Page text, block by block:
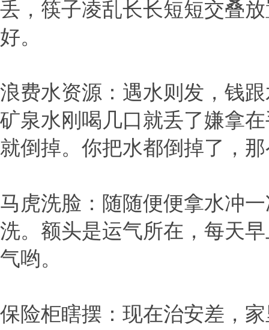
丢，筷子凌乱长长短短交叠
好。
浪费水资源：遇水则发，钱
矿泉水刚喝几口就丢了嫌拿
就倒掉。你把水都倒掉了，
马虎洗脸：随随便便拿水冲
洗。额头是运气所在，每天
气哟。
保险柜瞎摆：现在治安差，